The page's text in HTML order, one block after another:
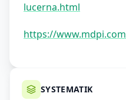
lucerna.html
https://
SYSTEMATIK